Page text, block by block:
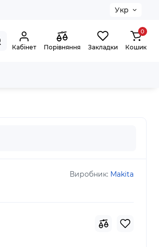
Укр
Кабінет Порівняння Закладки
0
Кошик
Виробник: Makita